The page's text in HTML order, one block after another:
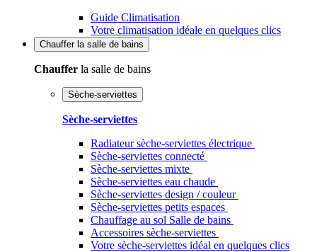
Guide Climatisation
Votre climatisation idéale en quelques clics
Chauffer la salle de bains
Chauffer la salle de bains
Sèche-serviettes
Sèche-serviettes
Radiateur sèche-serviettes électrique
Sèche-serviettes connecté
Sèche-serviettes mixte
Sèche-serviettes eau chaude
Sèche-serviettes design / couleur
Sèche-serviettes petits espaces
Chauffage au sol Salle de bains
Accessoires sèche-serviettes
Votre sèche-serviettes idéal en quelques clics